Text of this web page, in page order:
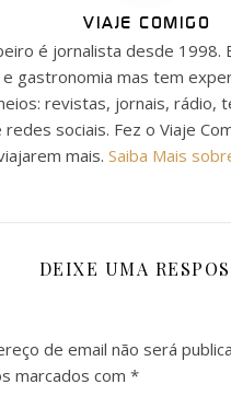
VIAJE COMIGO
é jornalista desde 1998.
gastronomia mas tem
revistas, jornais, rádio,
redes sociais. Fez o Viaje
mais. Saiba Mais
DEIXE UMA
de email não será
marcados com *